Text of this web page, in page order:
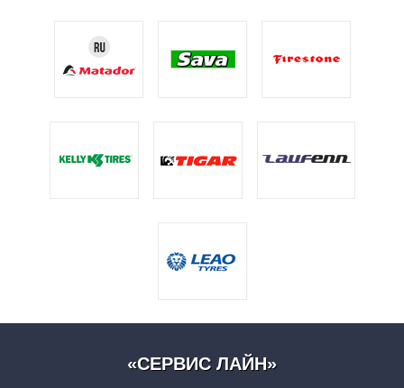
«СЕРВИС ЛАЙН»